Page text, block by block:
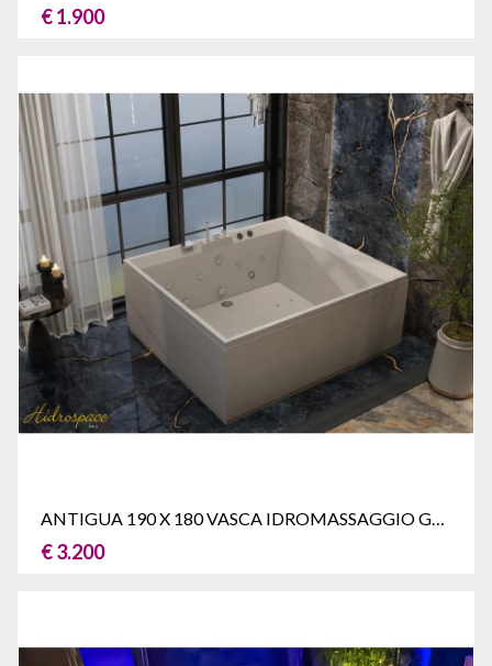
€ 1.900
ANTIGUA 190 X 180 VASCA IDROMASSAGGIO GRANDE
€ 3.200